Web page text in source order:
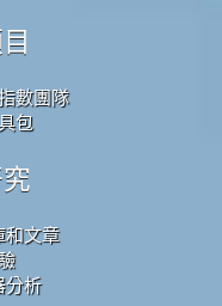
數團隊
包
和文章
分析